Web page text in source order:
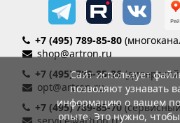
+7 (495) 789-85-80
shop@artron.ru
+7 (495) 789-85-86(дилерский
opt@artron.ru
+7 (495) 789-85-70
Сайт использует
позволяют узнавать
информацию о вашем
опыте. Это нужно,